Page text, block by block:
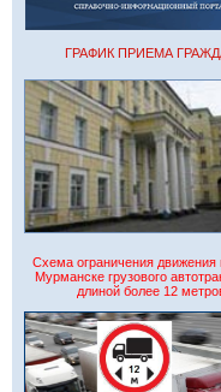
ГРАФИК ПРИЕМА
Схема ограничения движения
Мурманске грузового
длиной более 12